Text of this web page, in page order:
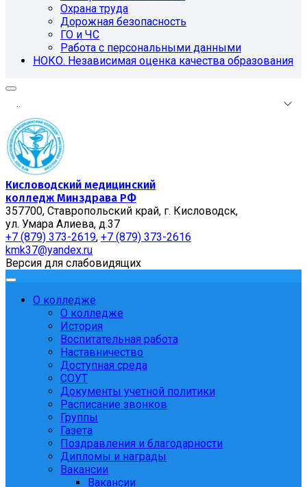
Охрана труда
Дорожная безопасность
ГО и ЧС
Работа с персональными данными
НОКО. Независимая оценка качества образования
...
Кисловодский медицинский
колледж Минздрава РФ
357700, Ставропольский край, г. Кисловодск,
ул. Умара Алиева, д.37
+7 (879) 373-2619, +7 (879) 373-2616
kmk37@yandex.ru
Версия для слабовидящих
О колледже
О колледже
История
Воспитательная работа
Наставничество
Доступная среда
СОУТ
Документы учетной политики
Расписание звонков
Группы
Газета
Поздравления и благодарности
Дипломы и награды
Вакансии
Вакансии